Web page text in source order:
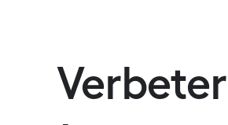
Verbeter